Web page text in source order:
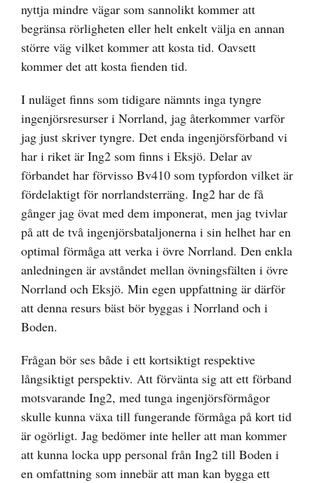
nyttja mindre vägar som sannolikt kommer att
begränsa rörligheten eller helt enkelt välja en annan
större väg vilket kommer att kosta tid. Oavsett
kommer det att kosta fienden tid.
I nuläget finns som tidigare nämnts inga tyngre
ingenjörsresurser i Norrland, jag återkommer varför
jag just skriver tyngre. Det enda ingenjörsförband vi
har i riket är Ing2 som finns i Eksjö. Delar av
förbandet har förvisso Bv410 som typfordon vilket är
fördelaktigt för norrlandsterräng. Ing2 har de få
gånger jag övat med dem imponerat, men jag tvivlar
på att de två ingenjörsbataljonerna i sin helhet har en
optimal förmåga att verka i övre Norrland. Den enkla
anledningen är avståndet mellan övningsfälten i övre
Norrland och Eksjö. Min egen uppfattning är därför
att denna resurs bäst bör byggas i Norrland och i
Boden.
Frågan bör ses både i ett kortsiktigt respektive
långsiktigt perspektiv. Att förvänta sig att ett förband
motsvarande Ing2, med tunga ingenjörsförmågor
skulle kunna växa till fungerande förmåga på kort tid
är ogörligt. Jag bedömer inte heller att man kommer
att kunna locka upp personal från Ing2 till Boden i
en omfattning som innebär att man kan bygga ett